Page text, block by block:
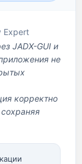
Expert
JADX-GUI и
не
корректно